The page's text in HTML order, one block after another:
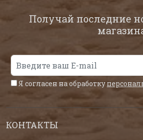
Получай последние
Я согласен на обработку
КОНТАКТЫ